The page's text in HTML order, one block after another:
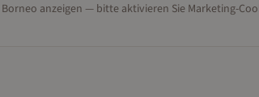
Borneo anzeigen — bitte aktivieren Sie Marketing-